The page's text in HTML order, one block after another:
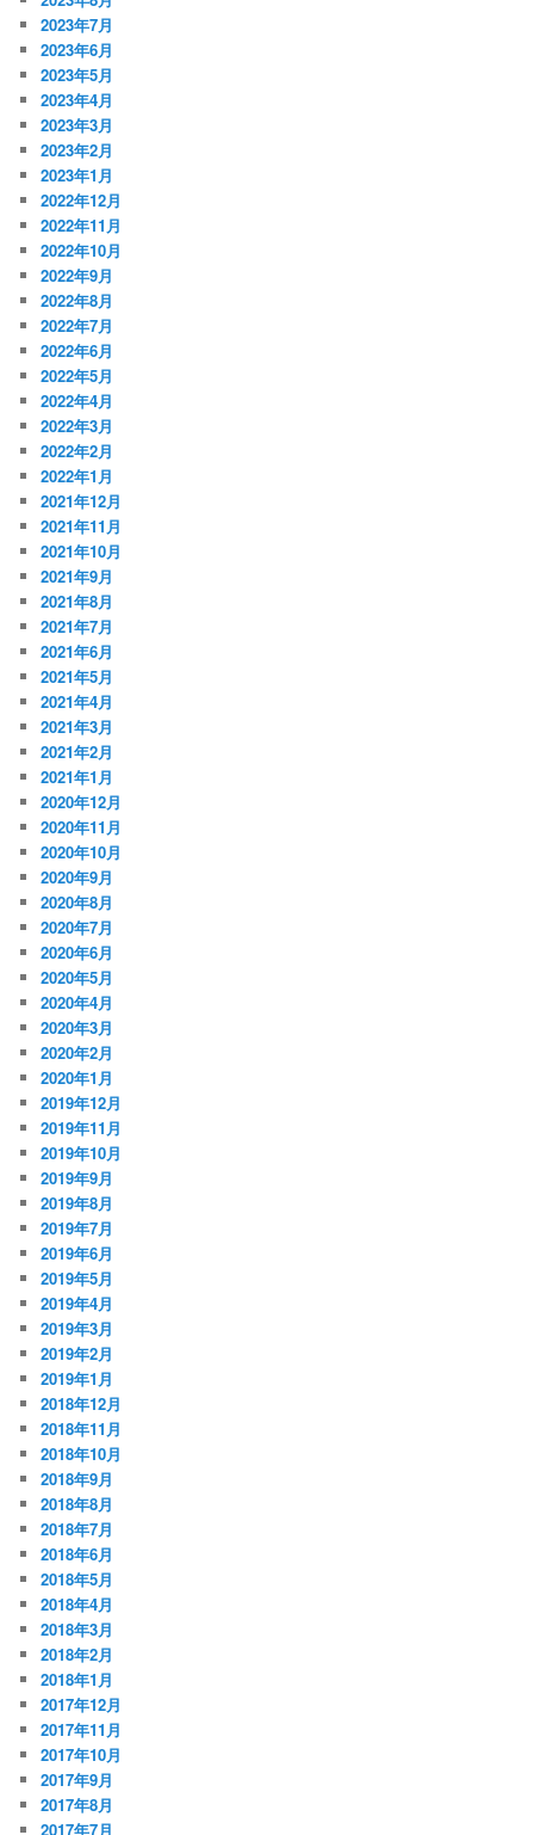
2023年7月
2023年6月
2023年5月
2023年4月
2023年3月
2023年2月
2023年1月
2022年12月
2022年11月
2022年10月
2022年9月
2022年8月
2022年7月
2022年6月
2022年5月
2022年4月
2022年3月
2022年2月
2022年1月
2021年12月
2021年11月
2021年10月
2021年9月
2021年8月
2021年7月
2021年6月
2021年5月
2021年4月
2021年3月
2021年2月
2021年1月
2020年12月
2020年11月
2020年10月
2020年9月
2020年8月
2020年7月
2020年6月
2020年5月
2020年4月
2020年3月
2020年2月
2020年1月
2019年12月
2019年11月
2019年10月
2019年9月
2019年8月
2019年7月
2019年6月
2019年5月
2019年4月
2019年3月
2019年2月
2019年1月
2018年12月
2018年11月
2018年10月
2018年9月
2018年8月
2018年7月
2018年6月
2018年5月
2018年4月
2018年3月
2018年2月
2018年1月
2017年12月
2017年11月
2017年10月
2017年9月
2017年8月
2017年7月